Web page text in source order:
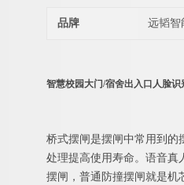
品牌 远韬智
智慧校园大门/宿舍出入口人脸识
桥式摆闸是摆闸中常用到的
处理提高使用寿命。语音真
摆闸，普通防撞摆闸就是机